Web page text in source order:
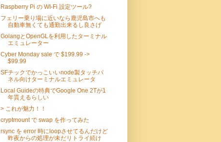
Raspberry Pi の WI-Fi 設定ツール?
フェリー乗り場に近いなら鹿児島市へも
自動車無くても通勤出来るし良さげ
GolangとOpenGLを利用したターミナル
エミュレーター
Cyber Monday sale で $199.99 ->
$99.99
SFチックでかっこいいnode製タッチパ
ネル向けターミナルエミュレータ
Local Guideの特典でGoogle One 2Tが1
年貰えるらしい
> これが魅力！！
cryptmount で swap を作ってみた
rsync を error 時にloopさせてるんだけど
昨夜からの処理が未だリトライ続け